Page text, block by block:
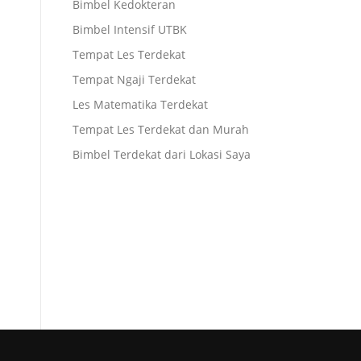
Bimbel Kedokteran
Bimbel Intensif UTBK
Tempat Les Terdekat
Tempat Ngaji Terdekat
Les Matematika Terdekat
Tempat Les Terdekat dan Murah
Bimbel Terdekat dari Lokasi Saya